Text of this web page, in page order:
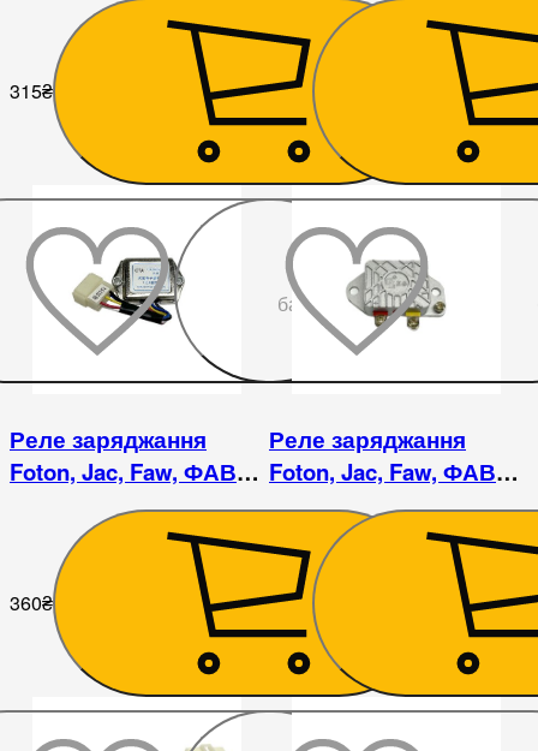
315₴ 360₴
бажаного
Реле заряджання
Foton, Jac, Faw, ФАВ
регулятор напруги
360₴
Реле заряджання
Foton, Jac, Faw, ФАВ
регулятор напруги -
JFT249F
360₴